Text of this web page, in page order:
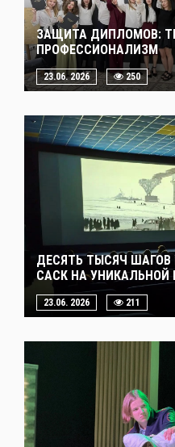
ЗАЩИТА ДИПЛОМОВ:
ПРОФЕССИОНАЛИЗМ
23.06. 2026 250
ДЕСЯТЬ ТЫСЯЧ
САСК НА УНИКАЛЬНОЙ
23.06. 2026 211